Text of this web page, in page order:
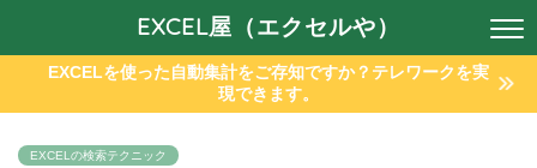
EXCEL屋（エクセルや）
EXCELを使った自動集計をご存知ですか？テレワークを実
現できます。
EXCELの検索テクニック